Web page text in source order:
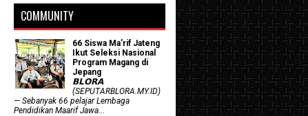
COMMUNITY
66 Siswa Ma’rif Jateng
Ikut Seleksi Nasional
Program Magang di
Jepang
𝗕𝗟𝗢𝗥𝗔
(SEPUTARBLORA.MY.ID)
— Sebanyak 66 pelajar Lembaga
Pendidikan Maarif Jawa...